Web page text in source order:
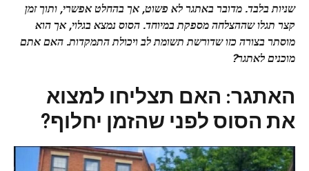
שניות בלבד. מדובר באתגר לא פשוט, אך בהחלט אפשרי, ותוך זמן
קצר תגלו שההצלחה מספקת במיוחד. הסוס נמצא בגלוי, אך הוא
מוסתר בצורה כזו שדורשת תשומת לב ויכולת התמקדות. האם אתם
מוכנים לאתגר?
האתגר: האם תצליחו למצוא
את הסוס לפני שהזמן יחלוף?